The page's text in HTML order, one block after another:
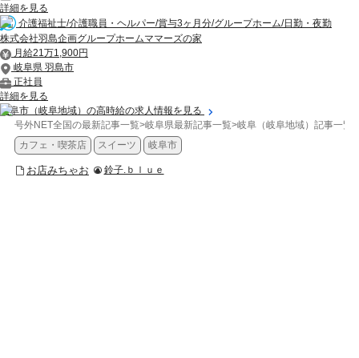
詳細を見る
介護福祉士/介護職員・ヘルパー/賞与3ヶ月分/グループホーム/日勤・夜勤
株式会社羽島企画グループホームママーズの家
月給21万1,900円
岐阜県 羽島市
正社員
詳細を見る
岐阜市（岐阜地域）の高時給の求人情報を見る
号外NET全国の最新記事一覧>岐阜県最新記事一覧>岐阜（岐阜地域）記事一覧
カフェ・喫茶店
スイーツ 岐阜市
お店みちゃお 鈴子.ｂｌｕｅ